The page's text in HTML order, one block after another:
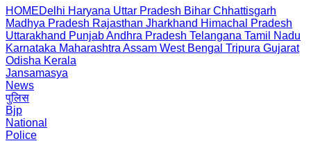
HOMEDelhi Haryana Uttar Pradesh Bihar Chhattisgarh
Madhya Pradesh Rajasthan Jharkhand Himachal Pradesh
Uttarakhand PunjabAndhra Pradesh Telangana Tamil Nadu
Karnataka Maharashtra Assam West Bengal Tripura Gujarat
Odisha Kerala
Jansamasya
News
पुलिस
Bjp
National
Police